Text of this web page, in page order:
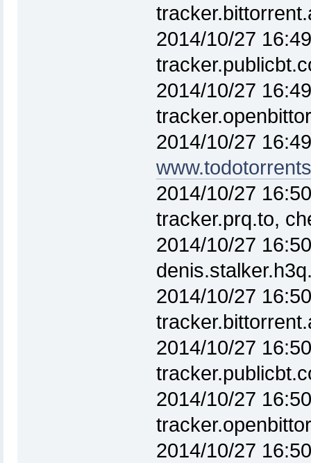
2014/10/27
2014/10/27
2014/10/27
2014/10/27
tracker.prq.to,
2014/10/27
2014/10/27
2014/10/27
2014/10/27
2014/10/27